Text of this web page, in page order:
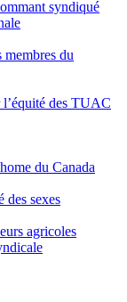
syndiqué
membres du
l’équité des TUAC
du Canada
des sexes
agricoles